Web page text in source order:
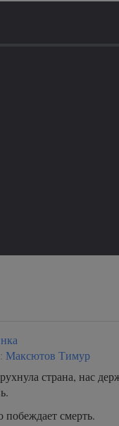
Максютов Тимур
страна, нас
побеждает смерть.